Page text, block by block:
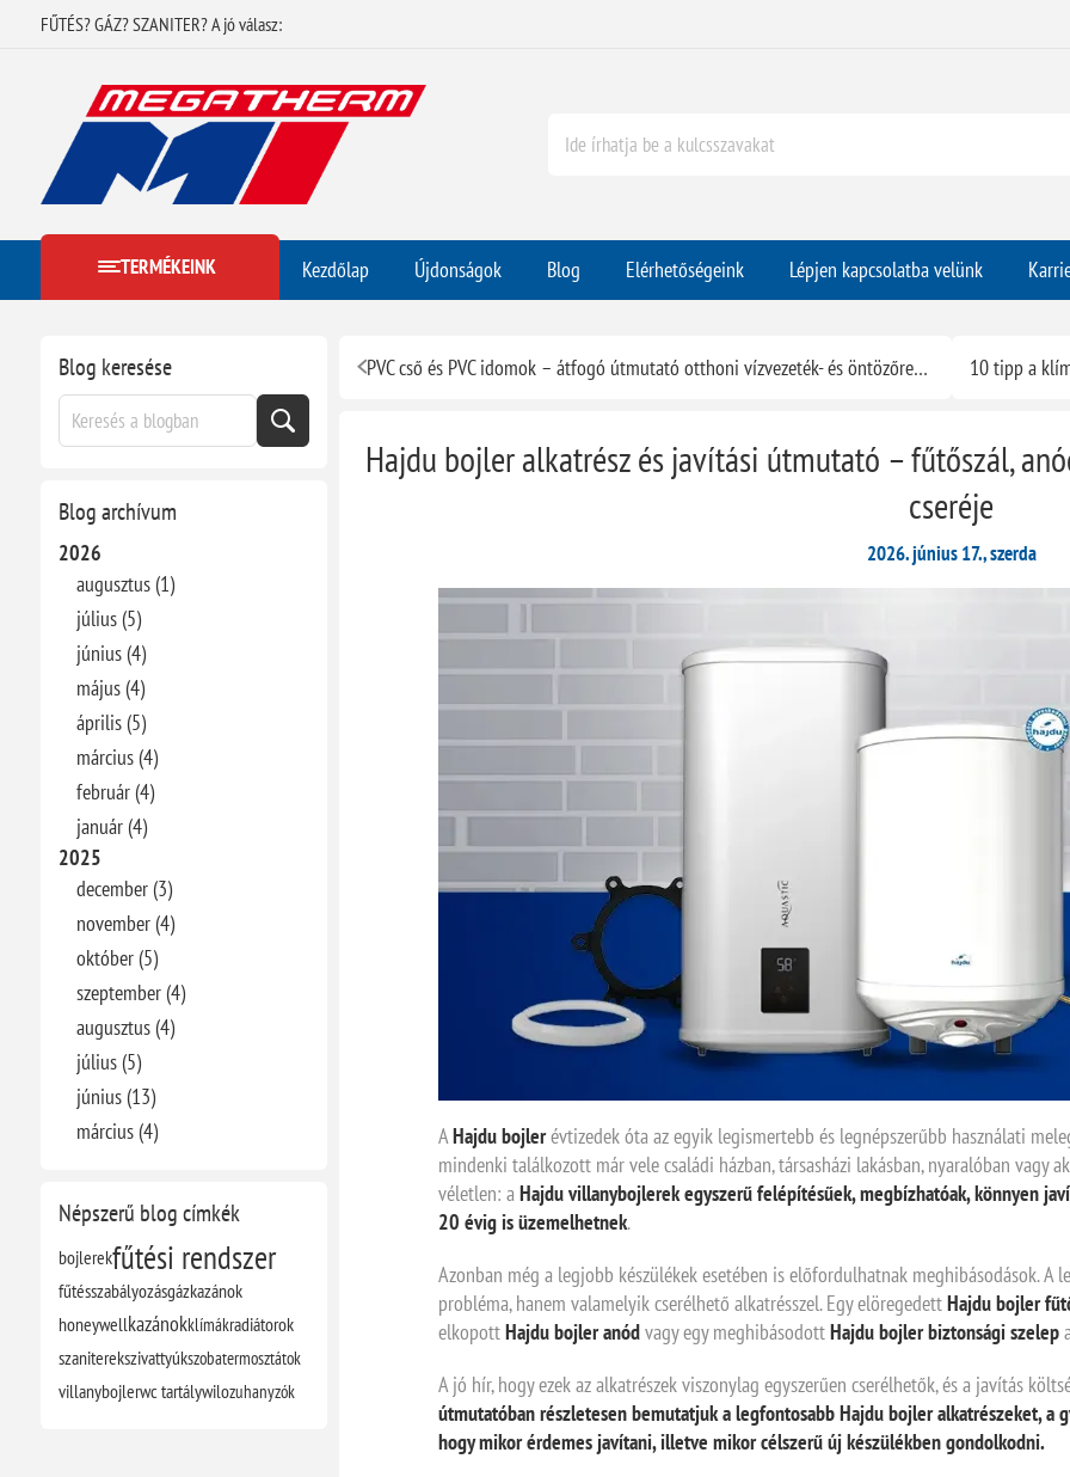
FŰTÉS? GÁZ? SZANITER? A jó válasz:
TERMÉKEINK Kezdőlap Újdonságok Blog Elérhetőségeink Lépjen kapcsolatba velünk
Blog keresése
Blog archívum
2026
augusztus (1)
július (5)
június (4)
május (4)
április (5)
március (4)
február (4)
január (4)
2025
december (3)
november (4)
október (5)
szeptember (4)
augusztus (4)
július (5)
június (13)
március (4)
Népszerű blog címkék
bojlerekfűtési rendszer
fűtésszabályozásgázkazánok
honeywellkazánokklímákradiátorok
szaniterekszivattyúkszobatermosztátok
villanybojlerwc tartálywilozuhanyzók
PVC cső és PVC idomok – átfogó útmutató otthoni vízvezeték- és öntözőrendszerekhez
Hajdu bojler alkatrész és javítási útmutató – fűtőszál,
cseréje
2026. június 17., szerda
AHajdu bojlerévtizedek óta az egyik legismertebb és legnépszerűbb használati
mindenki találkozott már vele családi házban, társasházi lakásban, nyaralóban vagy
véletlen: aHajdu villanybojlerekegyszerű felépítésűek, megbízhatóak, könnyen
20 évig is üzemelhetnek.
Azonban még a legjobb készülékek esetében is előfordulhatnak meghibásodások.
probléma, hanem valamelyik cserélhető alkatrésszel. Egy elöregedettHajdu bojler
elkopottHajdu bojler anódvagy egy meghibásodottHajdu bojler biztonsági szelep
A jó hír, hogy ezek az alkatrészek viszonylag egyszerűen cserélhetők, és a javítás
útmutatóban részletesen bemutatjuk a legfontosabb Hajdu bojler alkatrészeket, a
hogy mikor érdemes javítani, illetve mikor célszerű új készülékben gondolkodni.